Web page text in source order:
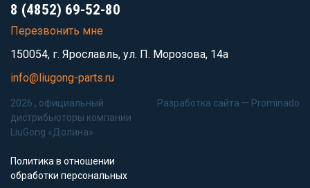
8 (4852) 69-52-80
Перезвонить мне
150054, г. Ярославль, ул. П. Морозова, 14а
info@liugong-parts.ru
2026 , официальный
дистрибьюторы компании
LiuGong «Долина»
Политика в отношении
обработки персональных
Разработка сайта — Prominado